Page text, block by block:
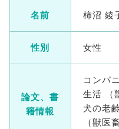
名前 柿沼 綾
性別 女性
論文、書
籍情報
コンパ
生活 （
犬の老
（獣医